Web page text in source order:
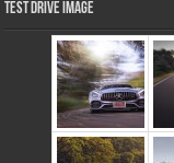
Test Drive Image